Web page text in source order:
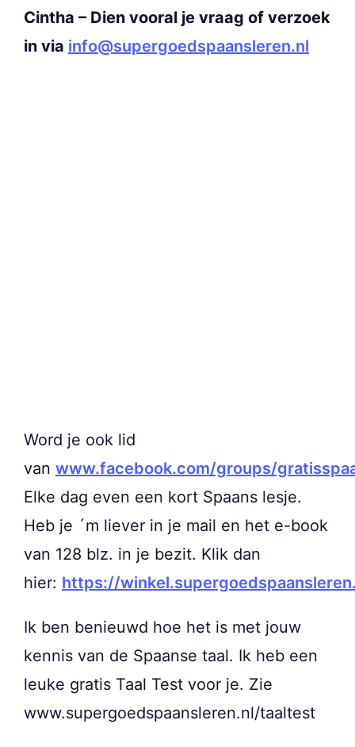
Cintha – Dien vooral je vraag of verzoek
in via info@supergoedspaansleren.nl
Word je ook lid
van www.facebook.com/groups/
Elke dag even een kort Spaans lesje.
Heb je ´m liever in je mail en het e-book
van 128 blz. in je bezit. Klik dan
hier: https://
Ik ben benieuwd hoe het is met jouw
kennis van de Spaanse taal. Ik heb een
leuke gratis Taal Test voor je. Zie
www.supergoedspaansleren.nl/taaltest